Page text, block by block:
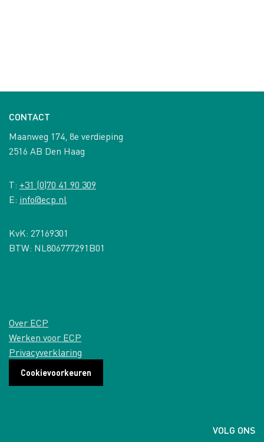
CONTACT
Maanweg 174, 8e verdieping
2516 AB Den Haag
T: +31 (0)70 41 90 309
E: info@ecp.nl
KvK: 27169301
BTW: NL806777291B01
Over ECP
Werken voor ECP
Privacyverklaring
Cookievoorkeuren
VOLG ONS